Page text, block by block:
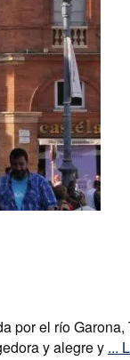
el río
y alegre y ...